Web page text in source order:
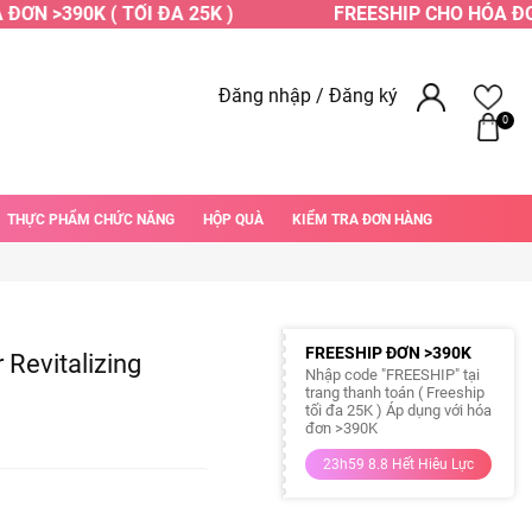
>390K ( TỐI ĐA 25K ) FREESHIP CHO HÓA
Đăng nhập / Đăng ký
0
THỰC PHẨM CHỨC NĂNG HỘP QUÀ KIỂM TRA ĐƠN HÀNG
Revitalizing FREESHIP ĐƠN >390K
Nhập code "FREESHIP" tại
trang thanh toán ( Freeship
tối đa 25K ) Áp dụng với hóa
đơn >390K
23h59 8.8 Hết Hiêu Lực